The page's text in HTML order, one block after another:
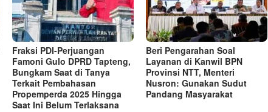
Fraksi PDI-Perjuangan
Famoni Gulo DPRD Tapteng,
Bungkam Saat di Tanya
Terkait Pembahasan
Propemperda 2025 Hingga
Saat Ini Belum Terlaksana
Beri Pengarahan Soal
Layanan di Kanwil BPN
Provinsi NTT, Menteri
Nusron: Gunakan Sudut
Pandang Masyarakat